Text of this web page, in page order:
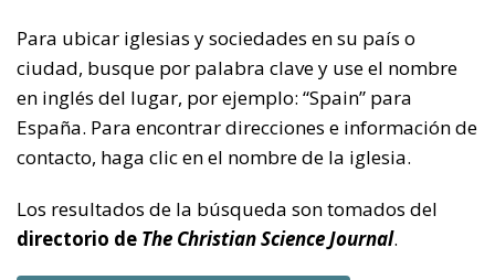
Para ubicar iglesias y sociedades en su país o
ciudad, busque por palabra clave y use el nombre
en inglés del lugar, por ejemplo: “Spain” para
España. Para encontrar direcciones e información de
contacto, haga clic en el nombre de la iglesia.
Los resultados de la búsqueda son tomados del
directorio de The Christian Science Journal.